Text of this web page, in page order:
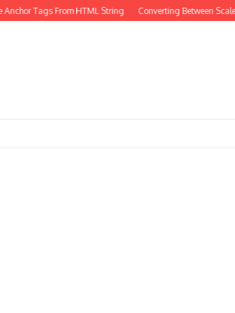
Tags From HTML String Converting Between Scales